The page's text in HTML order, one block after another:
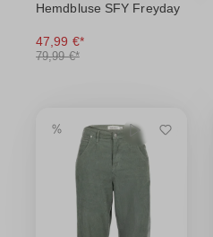
Hemdbluse SFY Freyday
47,99 €*
79,99 €*